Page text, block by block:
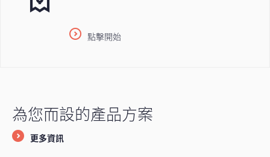
點擊開始
為您而設的產品方案
更多資訊